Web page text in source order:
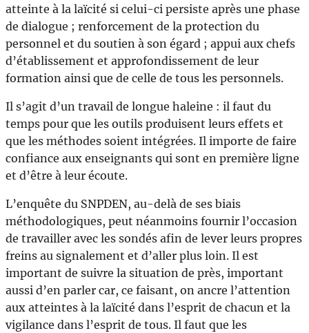
atteinte à la laïcité si celui-ci persiste après une phase
de dialogue ; renforcement de la protection du
personnel et du soutien à son égard ; appui aux chefs
d’établissement et approfondissement de leur
formation ainsi que de celle de tous les personnels.
Il s’agit d’un travail de longue haleine : il faut du
temps pour que les outils produisent leurs effets et
que les méthodes soient intégrées. Il importe de faire
confiance aux enseignants qui sont en première ligne
et d’être à leur écoute.
L’enquête du SNPDEN, au-delà de ses biais
méthodologiques, peut néanmoins fournir l’occasion
de travailler avec les sondés afin de lever leurs propres
freins au signalement et d’aller plus loin. Il est
important de suivre la situation de près, important
aussi d’en parler car, ce faisant, on ancre l’attention
aux atteintes à la laïcité dans l’esprit de chacun et la
vigilance dans l’esprit de tous. Il faut que les